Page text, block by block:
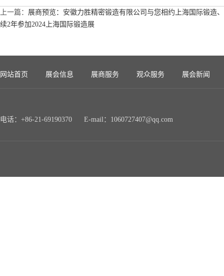
上一篇： 展商预览：安徽力胜精密锻造有限公司与您相约上海国际锻造
续2年参加2024上海国际锻造展
网站首页 展会信息 展商服务 观众服务 展会新闻
电话：+86-21-69190370 E-mail：1060727407@qq.com